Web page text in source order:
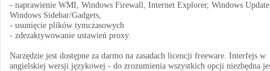
- naprawienie WMI, Windows Firewall, Internet Explorer, Windows
Windows Sidebar/Gadgets,
- usunięcie plików tymczasowych
- zdezaktywowanie ustawień proxy.
Narzędzie jest dostępne za darmo na zasadach licencji freeware. Interfejs w
angielskiej wersji językowej - do zrozumienia wszystkich opcji niezbędna